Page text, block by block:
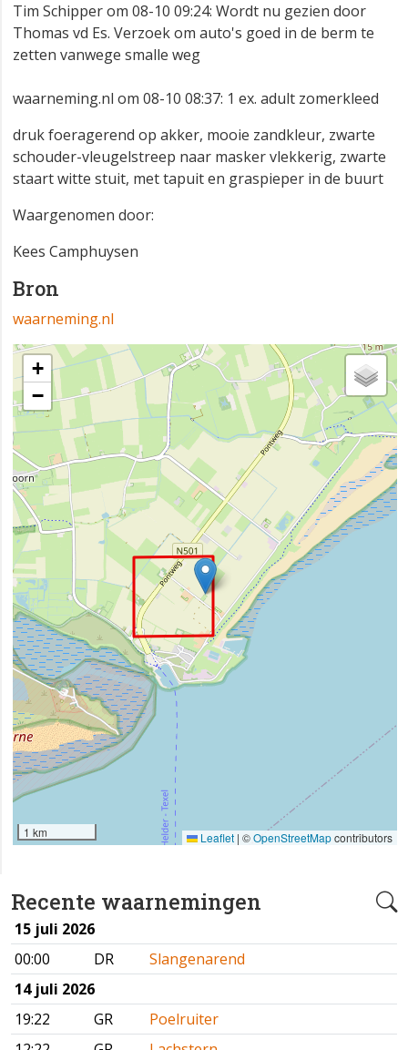
Recente waarnemingen
15 juli 2026
00:00
DR
Slangenarend
14 juli 2026
19:22
GR
Poelruiter
Tim Schipper om 08-10 09:24: Wordt nu gezien door
Thomas vd Es. Verzoek om auto's goed in de berm te
zetten vanwege smalle weg
waarneming.nl om 08-10 08:37: 1 ex. adult zomerkleed
druk foeragerend op akker, mooie zandkleur, zwarte
schouder-vleugelstreep naar masker vlekkerig, zwarte
staart witte stuit, met tapuit en graspieper in de buurt
Waargenomen door:
Kees Camphuysen
Bron
waarneming.nl
+
−
1 km Leaflet | ©OpenStreetMapcontributors